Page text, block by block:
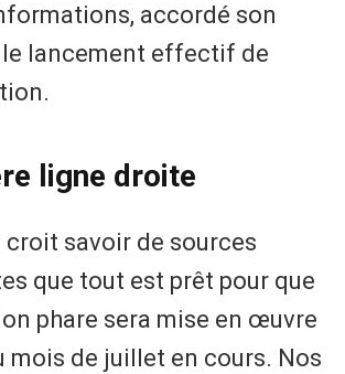
accordé son
lancement effectif de
ligne droite
croit savoir de sources
que tout est prêt pour que
phare sera mise en œuvre
mois de juillet en cours. Nos